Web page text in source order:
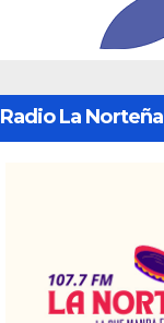
Radio La Norteña